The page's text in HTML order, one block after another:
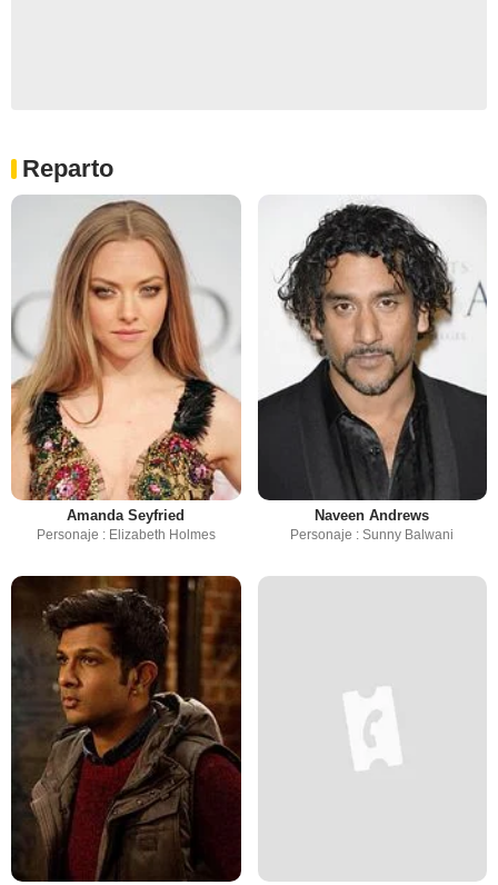
Reparto
Amanda Seyfried
Personaje : Elizabeth Holmes
Naveen Andrews
Personaje : Sunny Balwani